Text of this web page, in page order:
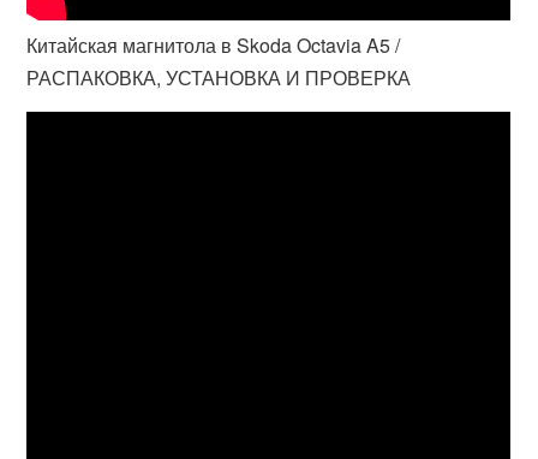
Китайская магнитола в Skoda Octavia A5 /
РАСПАКОВКА, УСТАНОВКА И ПРОВЕРКА